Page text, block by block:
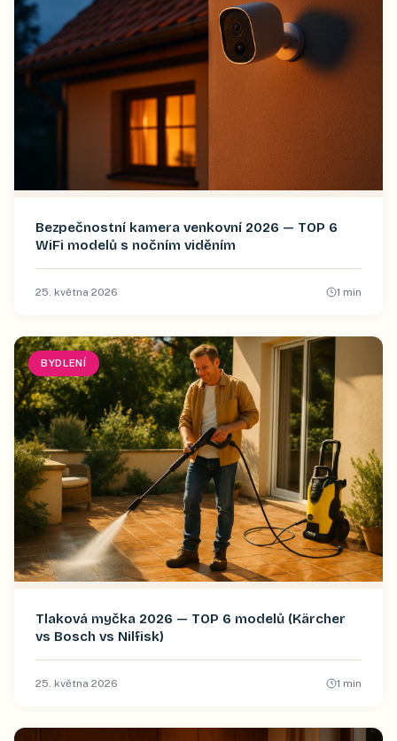
Bezpečnostní kamera venkovní 2026 — TOP 6
WiFi modelů s nočním viděním
25. května 2026 1 min
BYDLENÍ
Tlaková myčka 2026 — TOP 6 modelů (Kärcher
vs Bosch vs Nilfisk)
25. května 2026 1 min